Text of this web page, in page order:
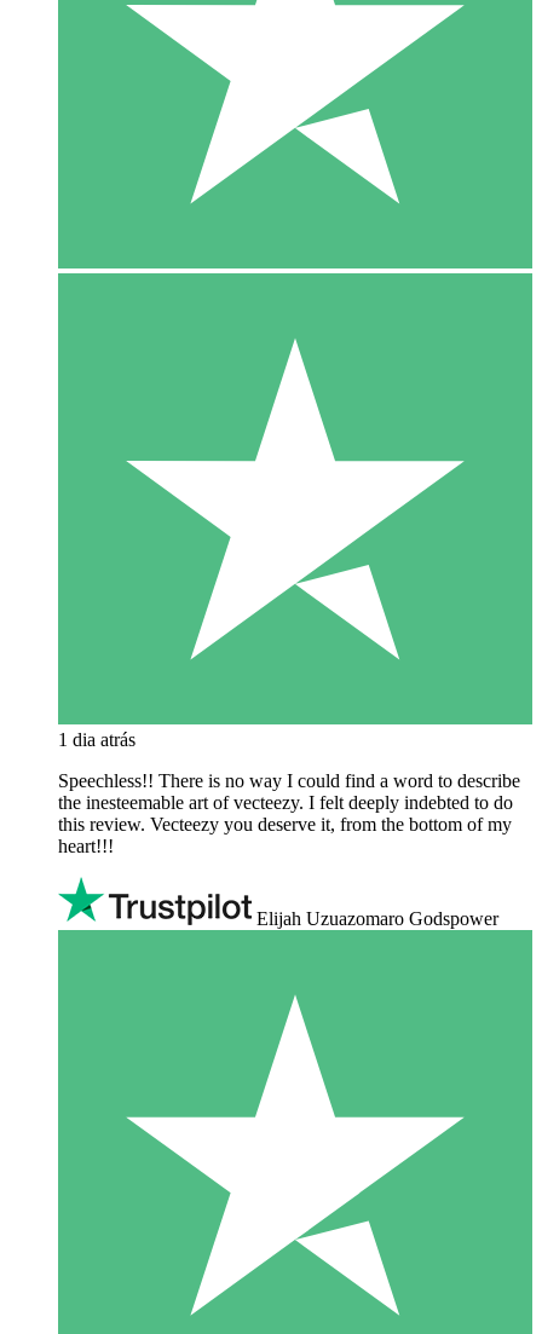
1 dia atrás
Speechless!! There is no way I could find a word to describe
the inesteemable art of vecteezy. I felt deeply indebted to do
this review. Vecteezy you deserve it, from the bottom of my
heart!!!
Elijah Uzuazomaro Godspower